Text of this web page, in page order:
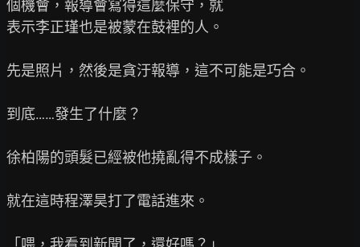
個機會，報導會寫得這麼保守，就
表示李正瑾也是被蒙在鼓裡的人。
先是照片，然後是貪汙報導，這不可能是巧合。
到底……發生了什麼？
徐柏陽的頭髮已經被他撓亂得不成樣子。
就在這時程澤昊打了電話進來。